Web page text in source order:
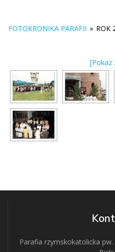
FOTOKRONIKA PARAFII » ROK
[Pokaz
Parafia rzymskokatolicka